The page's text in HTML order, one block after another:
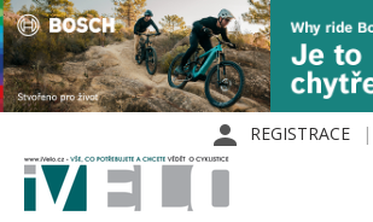
REGISTRACE